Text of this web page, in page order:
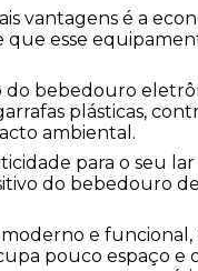
vantagens é a
que esse
do bebedouro
plásticas,
ambiental.
para o seu
do bebedouro
e funcional,
pouco espaço e